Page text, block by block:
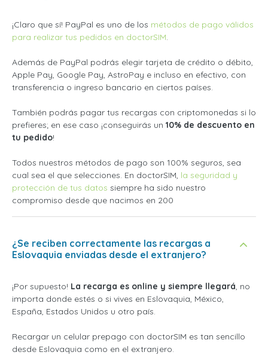
¡Claro que sí! PayPal es uno de los métodos de pago válidos
para realizar tus pedidos en doctorSIM.
Además de PayPal podrás elegir tarjeta de crédito o débito,
Apple Pay, Google Pay, AstroPay e incluso en efectivo, con
transferencia o ingreso bancario en ciertos países.
También podrás pagar tus recargas con criptomonedas si lo
prefieres; en ese caso ¡conseguirás un 10% de descuento en
tu pedido!
Todos nuestros métodos de pago son 100% seguros, sea
cual sea el que selecciones. En doctorSIM, la seguridad y
protección de tus datos siempre ha sido nuestro
compromiso desde que nacimos en 200
¿Se reciben correctamente las recargas a
Eslovaquia enviadas desde el extranjero?
¡Por supuesto! La recarga es online y siempre llegará, no
importa donde estés o si vives en Eslovaquia, México,
España, Estados Unidos u otro país.
Recargar un celular prepago con doctorSIM es tan sencillo
desde Eslovaquia como en el extranjero.